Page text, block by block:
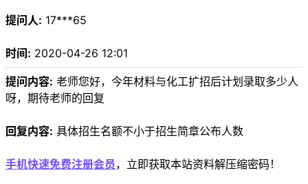
提问人: 17***65
时间: 2020-04-26 12:01
提问内容: 老师您好，今年材料与化工扩招后计划录取多少人
呀，期待老师的回复
回复内容: 具体招生名额不小于招生简章公布人数
手机快速免费注册会员 ，立即获取本站资料解压缩密码！